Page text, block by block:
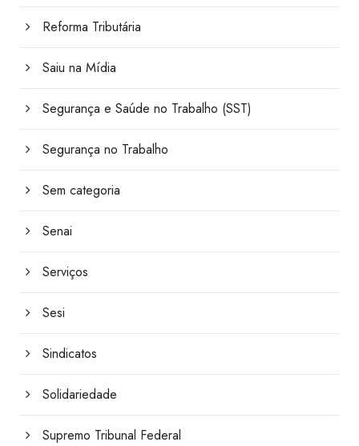
Reforma Tributária
Saiu na Mídia
Segurança e Saúde no Trabalho (SST)
Segurança no Trabalho
Sem categoria
Senai
Serviços
Sesi
Sindicatos
Solidariedade
Supremo Tribunal Federal